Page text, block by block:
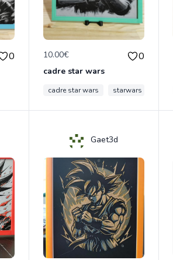
0 10.00€ 0
cadre star wars
cadre star wars starwars
Gaet3d